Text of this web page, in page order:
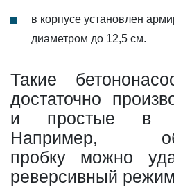
в корпусе установлен
диаметром до 12,5 см.
Такие
достаточно
и простые в
Например,
пробку можно
реверсивный